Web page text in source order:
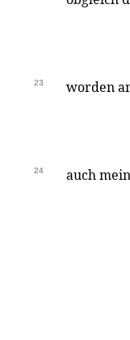
23 worden
24 auch